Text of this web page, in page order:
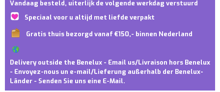
Vandaag besteld, uiterlijk de volgende werkdag verstuurd
Speciaal voor u altijd met liefde verpakt
Gratis thuis bezorgd vanaf €150,- binnen Nederland
Delivery outside the Benelux - Email us/Livraison hors Benelux
- Envoyez-nous un e-mail/Lieferung außerhalb der Benelux-
Länder - Senden Sie uns eine E-Mail.